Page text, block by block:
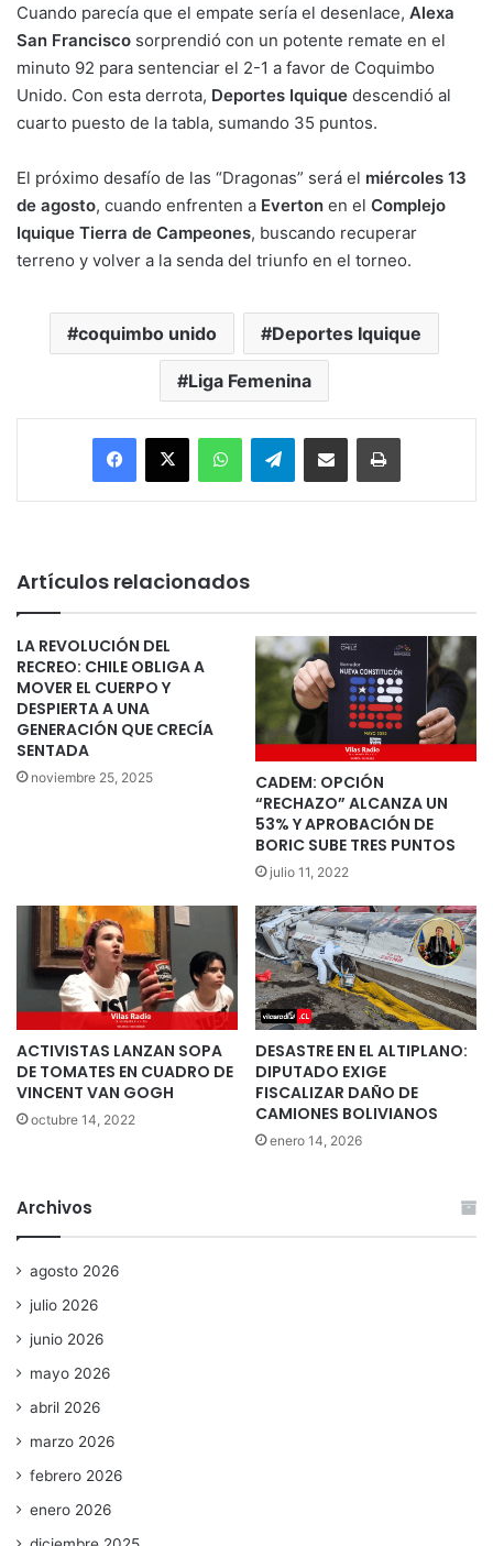
Cuando parecía que el empate sería el desenlace, Alexa
San Francisco sorprendió con un potente remate en el
minuto 92 para sentenciar el 2-1 a favor de Coquimbo
Unido. Con esta derrota, Deportes Iquique descendió al
cuarto puesto de la tabla, sumando 35 puntos.
El próximo desafío de las “Dragonas” será el miércoles 13
de agosto, cuando enfrenten a Everton en el Complejo
Iquique Tierra de Campeones, buscando recuperar
terreno y volver a la senda del triunfo en el torneo.
coquimbo unido Deportes Iquique
Liga Femenina
Facebook
X WhatsAppTelegramEnviar vía email Imprimir
Artículos relacionados
LA REVOLUCIÓN DEL
RECREO: CHILE OBLIGA A
MOVER EL CUERPO Y
DESPIERTA A UNA
GENERACIÓN QUE CRECÍA
SENTADA
noviembre 25, 2025
CADEM: OPCIÓN
“RECHAZO” ALCANZA UN
53% Y APROBACIÓN DE
BORIC SUBE TRES PUNTOS
julio 11, 2022
ACTIVISTAS LANZAN SOPA
DE TOMATES EN CUADRO DE
VINCENT VAN GOGH
octubre 14, 2022
DESASTRE EN EL ALTIPLANO:
DIPUTADO EXIGE
FISCALIZAR DAÑO DE
CAMIONES BOLIVIANOS
enero 14, 2026
Archivos
agosto 2026
julio 2026
junio 2026
mayo 2026
abril 2026
marzo 2026
febrero 2026
enero 2026